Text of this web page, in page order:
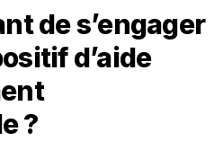
de s’engager
d’aide
?